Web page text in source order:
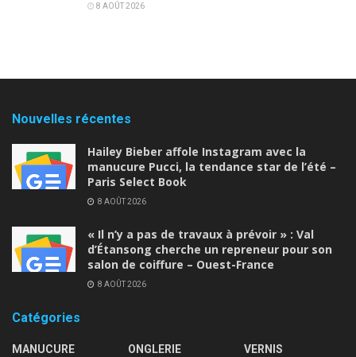
8 AOÛT 2026
Nouvelles récentes
Hailey Bieber affole Instagram avec la
manucure Pucci, la tendance star de l’été –
Paris Select Book
8 AOÛT 2026
« Il n’y a pas de travaux à prévoir » : Val
d’Étansong cherche un repreneur pour son
salon de coiffure – Ouest-France
8 AOÛT 2026
Catégories
MANUCURE
ONGLERIE
VERNIS